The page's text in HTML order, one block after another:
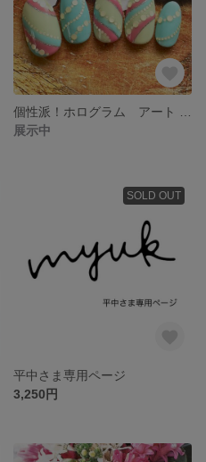
展示中
SOLD OUT
平中さま専用ページ
3,250円